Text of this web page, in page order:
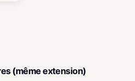
(même extension)